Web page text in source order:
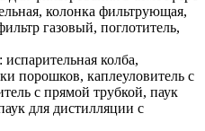
колонка фильтрующая,
газовый, поглотитель,
колба,
порошков, каплеуловитель c
с прямой трубкой, паук
для дистилляции с